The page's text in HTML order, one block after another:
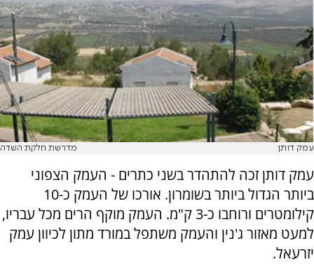
עמק דותן מדרשת חלקת השדה
עמק דותן זכה להתהדר בשני כתרים - העמק הצפוני
ביותר הגדול ביותר בשומרון. אורכו של העמק כ-10
קילומטרים ורוחבו כ-3 ק"מ. העמק מוקף הרים מכל עבריו,
למעט מאזור ג'נין והעמק משתפל במורד מתון לכיוון עמק
יזרעאל.